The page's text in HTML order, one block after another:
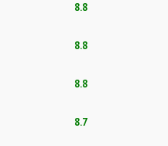
8.8
8.8
8.8
8.7